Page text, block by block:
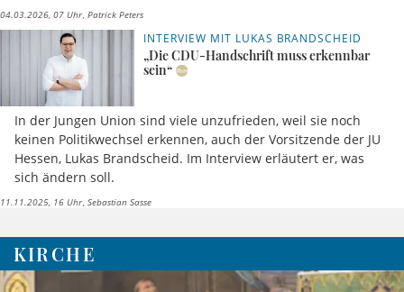
04.03.2026, 07 Uhr Patrick Peters
INTERVIEW MIT LUKAS BRANDSCHEID
„Die CDU-Handschrift muss erkennbar
sein“
In der Jungen Union sind viele unzufrieden, weil sie noch
keinen Politikwechsel erkennen, auch der Vorsitzende der JU
Hessen, Lukas Brandscheid. Im Interview erläutert er, was
sich ändern soll.
11.11.2025, 16 Uhr Sebastian Sasse
KIRCHE